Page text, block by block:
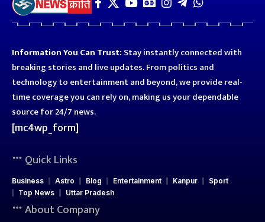
Information You Can Trust: Stay instantly connected with
breaking stories and live updates. From politics and
technology to entertainment and beyond, we provide real-
time coverage you can rely on, making us your dependable
source for 24/7 news.
[mc4wp_form]
Quick Links
Business Astro Blog Entertainment Kanpur
Sport
Top News
Uttar Pradesh
About Company